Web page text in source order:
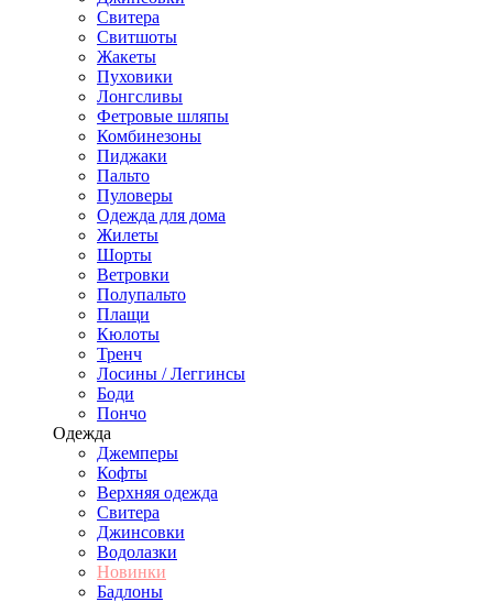
Свитера
Свитшоты
Жакеты
Пуховики
Лонгсливы
Фетровые шляпы
Комбинезоны
Пиджаки
Пальто
Пуловеры
Одежда для дома
Жилеты
Шорты
Ветровки
Полупальто
Плащи
Кюлоты
Тренч
Лосины / Леггинсы
Боди
Пончо
Одежда
Джемперы
Кофты
Верхняя одежда
Свитера
Джинсовки
Водолазки
Новинки
Бадлоны